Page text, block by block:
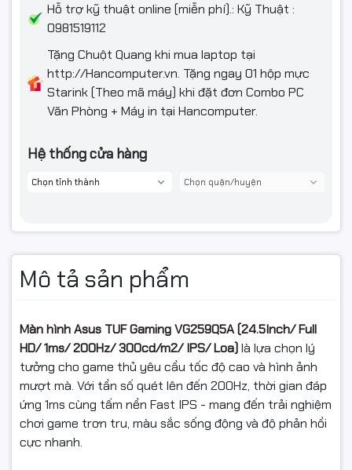
Hỗ trợ kỹ thuật online (miễn phí).: Kỹ Thuật :
0981519112
Tặng Chuột Quang khi mua laptop tại
http://Hancomputer.vn. Tặng ngay 01 hộp mực
Starink (Theo mã máy) khi đặt đơn Combo PC
Văn Phòng + Máy in tại Hancomputer.
Hệ thống cửa hàng
Mô tả sản phẩm
Màn hình Asus TUF Gaming VG259Q5A (24.5Inch/ Full
HD/ 1ms/ 200Hz/ 300cd/m2/ IPS/ Loa)là lựa chọn lý
tưởng cho game thủ yêu cầu tốc độ cao và hình ảnh
mượt mà. Với tần số quét lên đến 200Hz, thời gian đáp
ứng 1ms cùng tấm nền Fast IPS - mang đến trải nghiệm
chơi game trơn tru, màu sắc sống động và độ phản hồi
cực nhanh.